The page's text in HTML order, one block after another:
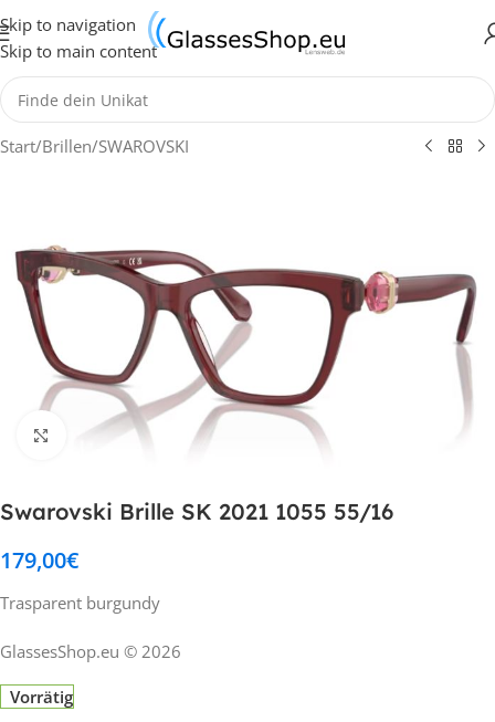
Skip to navigation
Skip to main content
Start/Brillen/SWAROVSKI
Klick zum Vergrößern
Swarovski Brille SK 2021 1055 55/16
179,00€
Trasparent burgundy
GlassesShop.eu © 2026
Vorrätig